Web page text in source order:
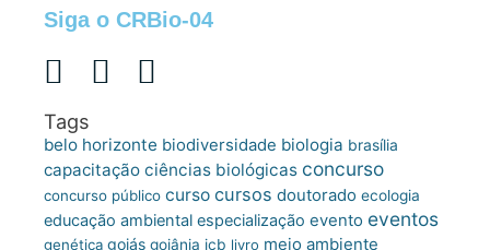
Siga o CRBio-04
Tags
belo horizonte biodiversidade biologia brasília
capacitação ciências biológicas concurso
concurso público curso cursos doutorado ecologia
educação ambiental especialização evento eventos
genética goiás goiânia icb livro meio ambiente